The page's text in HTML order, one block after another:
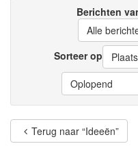
Berichten
Alle
Sorteer op
Oplopend
Terug naar “Ideeën”